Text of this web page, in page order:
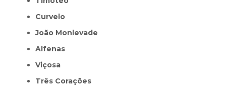
Curvelo
João Monlevade
Alfenas
Viçosa
Três Corações